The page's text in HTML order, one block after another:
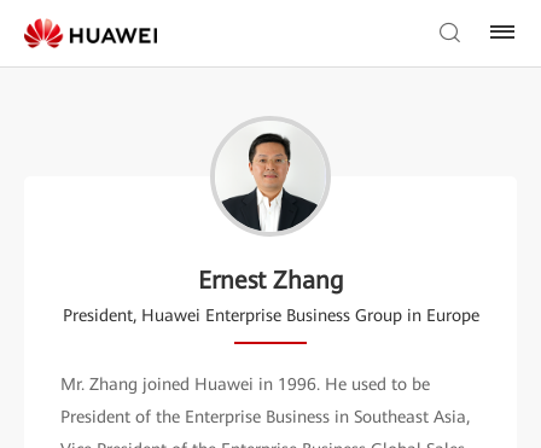
Ernest Zhang
President, Huawei Enterprise Business Group in Europe
Mr. Zhang joined Huawei in 1996. He used to be
President of the Enterprise Business in Southeast Asia,